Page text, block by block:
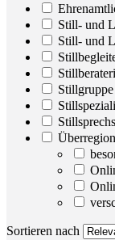
Still- und
Still- und
Stillgruppe
Sortieren nach